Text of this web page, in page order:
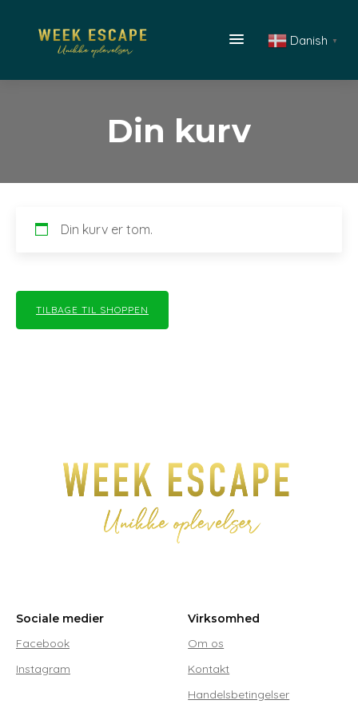
Danish ▼
Din kurv
Din kurv er tom.
TILBAGE TIL SHOPPEN
Sociale medier
Facebook
Instagram
Virksomhed
Om os
Kontakt
Handelsbetingelser